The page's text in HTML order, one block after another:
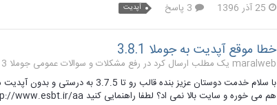
25 آذر 1396
آپدیت
خطا موقع آپدیت به جوملا 3.8.1
maralweb یک مطلب ارسال کرد در
رفع مشکلات و سوالات عمومی جوملا 3 تا 3.9
هم می خوره و سایت بالا نمی اد؟ لطفا راهنمایی کنید http://www.esbt.ir/aa/